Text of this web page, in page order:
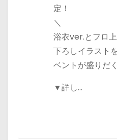
定！
＼
浴衣ver.とフロ
下ろしイラスト
ベントが盛りだ
▼詳し…